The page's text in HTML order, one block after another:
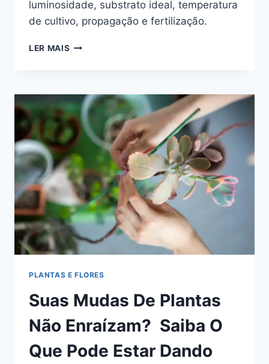
luminosidade, substrato ideal, temperatura
de cultivo, propagação e fertilização.
LER MAIS DISCHIDIA
CORAÇÕES
SEU
JARDIM
PLANTAS E FLORES
Suas Mudas De Plantas
Não Enraízam? Saiba O
Que Pode Estar Dando